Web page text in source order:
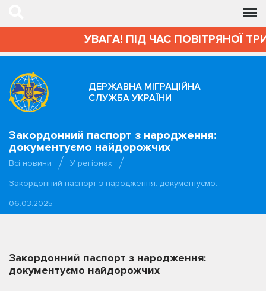
УВАГА! ПІД ЧАС ПОВІТРЯНОЇ
ДЕРЖАВНА МІГРАЦІЙНА
СЛУЖБА УКРАЇНИ
Закордонний паспорт з народження:
документуємо найдорожчих
Всі новини
У регіонах
Закордонний паспорт з народження: документуємо…
06.03.2025
Закордонний паспорт з народження:
документуємо найдорожчих